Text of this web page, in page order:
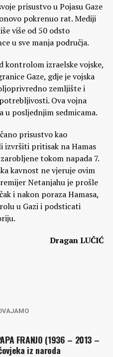
prisustvo u Pojasu Gaze
pokrenuo rat. Mediji
više od 50 odsto
u sve manja područja.
kontrolom izraelske vojske,
Gaze, gdje je vojska
zemljište i
Ova vojna
u posljednjim sedmicama.
prisustvo kao
izvršiti pritisak na Hamas
tokom napada 7.
kavnost ne vjeruje ovim
Netanjahu je prošle
i nakon poraza Hamasa,
u Gazi i podsticati
Dragan LUČIĆ
FRANJO (1936 – 2013 –
iz naroda